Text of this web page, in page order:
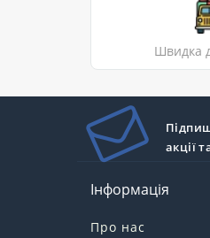
Швидка
акції
Інформація
Про нас